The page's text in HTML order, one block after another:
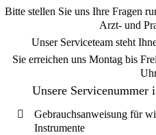
Bitte stellen Sie uns Ihre Fragen
Arzt- und
Unser Serviceteam steht
Sie erreichen uns Montag bis
Unsere Servicenummer
Gebrauchsanweisung für
Instrumente